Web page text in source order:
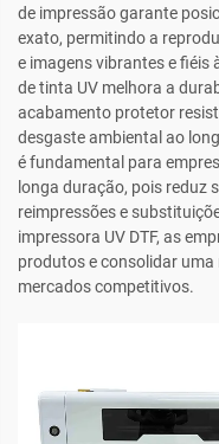
de impressão garante
exato, permitindo a
e imagens vibrantes e fiéis
de tinta UV melhora a
acabamento protetor
desgaste ambiental ao
é fundamental para
longa duração, pois reduz
reimpressões e
impressora UV DTF, as
produtos e consolidar
mercados competitivos.